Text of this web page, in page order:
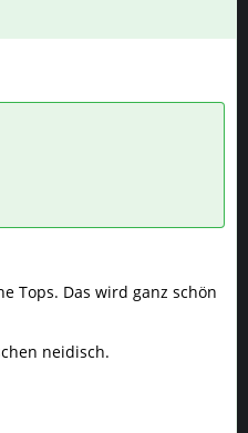
Tops. Das wird ganz schön
neidisch.